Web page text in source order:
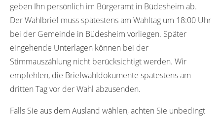
geben Ihn persönlich im Bürgeramt in Büdesheim ab.
Der Wahlbrief muss spätestens am Wahltag um 18:00 Uhr
bei der Gemeinde in Büdesheim vorliegen. Später
eingehende Unterlagen können bei der
Stimmauszählung nicht berücksichtigt werden. Wir
empfehlen, die Briefwahldokumente spätestens am
dritten Tag vor der Wahl abzusenden.
Falls Sie aus dem Ausland wählen, achten Sie unbedingt